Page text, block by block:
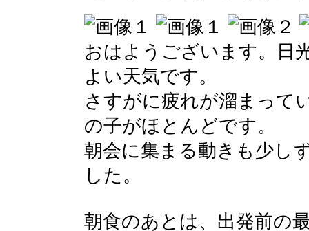
おはようございます。日
よい天気です。
さすがに疲れが溜まって
の子がほとんどです。
朝会に集まる動きも少し
した。
朝食のあとは、出発前の